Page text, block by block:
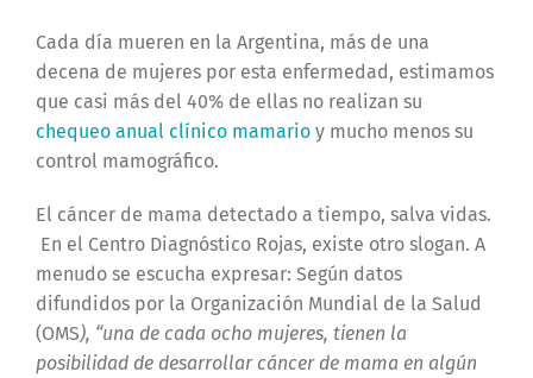
Cada día mueren en la Argentina, más de una
decena de mujeres por esta enfermedad, estimamos
que casi más del 40% de ellas no realizan su
chequeo anual clínico mamarioy mucho menos su
control mamográfico.
El cáncer de mama detectado a tiempo, salva vidas.
En el Centro Diagnóstico Rojas, existe otro slogan. A
menudo se escucha expresar: Según datos
difundidos por la Organización Mundial de la Salud
(OMS), “una de cada ocho mujeres, tienen la
posibilidad de desarrollar cáncer de mama en algún